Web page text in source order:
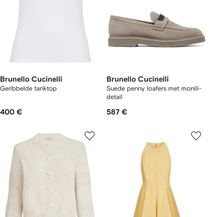
Brunello Cucinelli
Geribbelde tanktop
400 €
Brunello Cucinelli
Suede penny loafers met monili-
detail
587 €